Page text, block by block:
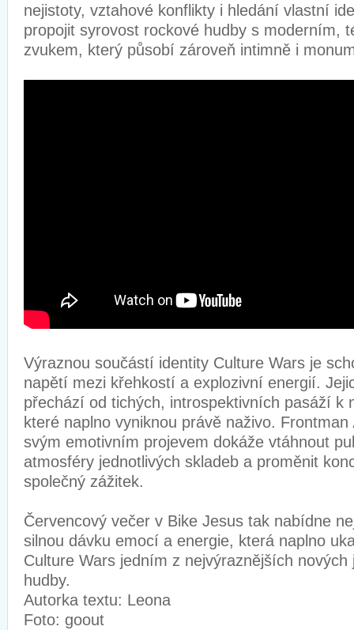
nejistoty, vztahové konflikty i hledání vlastní
propojit syrovost rockové hudby s moderním,
zvukem, který působí zároveň intimně i
Výraznou součástí identity Culture Wars je
napětí mezi křehkostí a explozivní energií.
přechází od tichých, introspektivních pasáží k
které naplno vyniknou právě naživo. Frontman
svým emotivním projevem dokáže vtáhnout
atmosféry jednotlivých skladeb a proměnit
společný zážitek.
Červencový večer v Bike Jesus tak nabídne
silnou dávku emocí a energie, která naplno
Culture Wars jedním z nejvýraznějších
hudby.
Autorka textu: Leona
Foto: goout